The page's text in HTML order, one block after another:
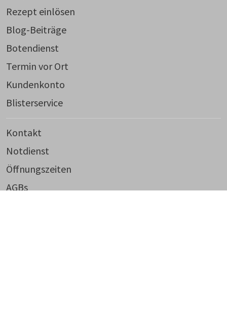
Rezept einlösen
Blog-Beiträge
Botendienst
Termin vor Ort
Kundenkonto
Blisterservice
Kontakt
Notdienst
Öffnungszeiten
AGBs